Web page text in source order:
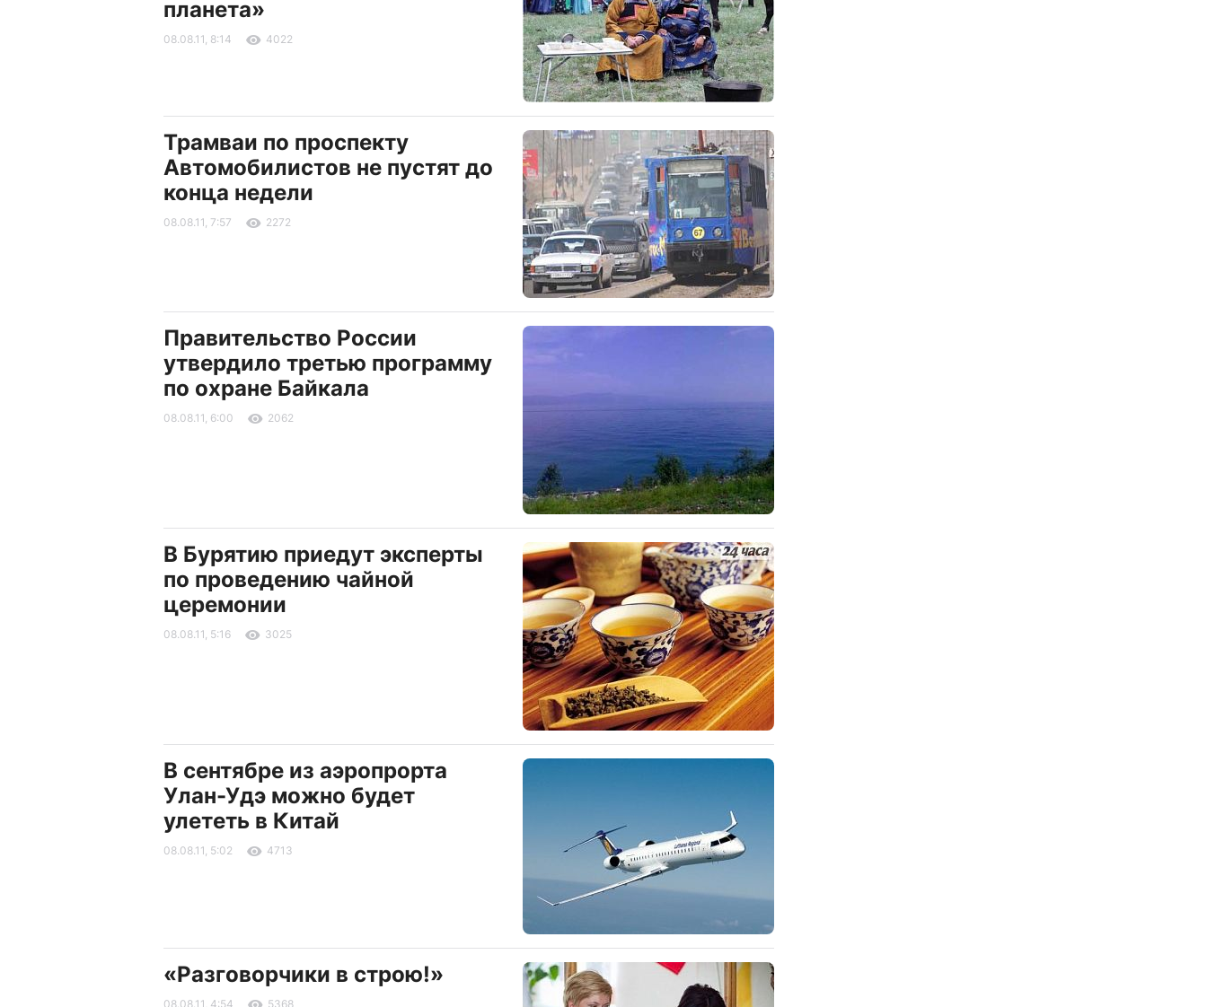
планета»
08.08.11, 8:14 4022
Трамваи по проспекту
Автомобилистов не пустят до
конца недели
08.08.11, 7:57 2272
Правительство России
утвердило третью программу
по охране Байкала
08.08.11, 6:00 2062
В Бурятию приедут эксперты
по проведению чайной
церемонии
08.08.11, 5:16 3025
В сентябре из аэропрорта
Улан-Удэ можно будет
улететь в Китай
08.08.11, 5:02 4713
«Разговорчики в строю!»
08.08.11, 4:54 5368